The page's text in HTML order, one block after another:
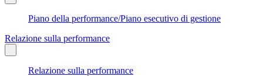
Piano della performance/Piano esecutivo di gestione
Relazione sulla performance
Relazione sulla performance